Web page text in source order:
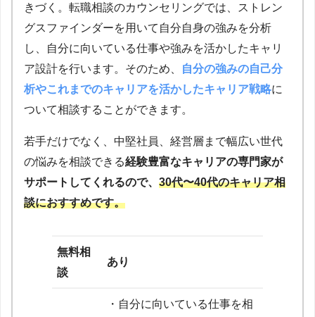
きづく。転職相談のカウンセリングでは、ストレン
グスファインダーを用いて自分自身の強みを分析
し、自分に向いている仕事や強みを活かしたキャリ
ア設計を行います。そのため、
自分の強みの自己分
析やこれまでのキャリアを活かしたキャリア戦略に
ついて相談することができます。
若手だけでなく、中堅社員、経営層まで幅広い世代
の悩みを相談できる経験豊富なキャリアの専門家が
サポートしてくれるので、 30代〜40代のキャリア相
談におすすめです。
無料相
談
あり
・自分に向いている仕事を相